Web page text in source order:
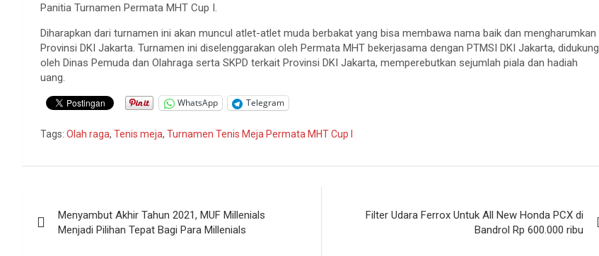
Panitia Turnamen Permata MHT Cup I.
Diharapkan dari turnamen ini akan muncul atlet-atlet muda berbakat yang bisa membawa nama baik dan mengharumkan
Provinsi DKI Jakarta. Turnamen ini diselenggarakan oleh Permata MHT bekerjasama dengan PTMSI DKI Jakarta, didukung
oleh Dinas Pemuda dan Olahraga serta SKPD terkait Provinsi DKI Jakarta, memperebutkan sejumlah piala dan hadiah
uang.
WhatsApp Telegram
Tags: Olah raga, Tenis meja, Turnamen Tenis Meja Permata MHT Cup I
pos
Menyambut Akhir Tahun 2021, MUF Millenials
Menjadi Pilihan Tepat Bagi Para Millenials
Filter Udara Ferrox Untuk All New Honda PCX di
Bandrol Rp 600.000 ribu